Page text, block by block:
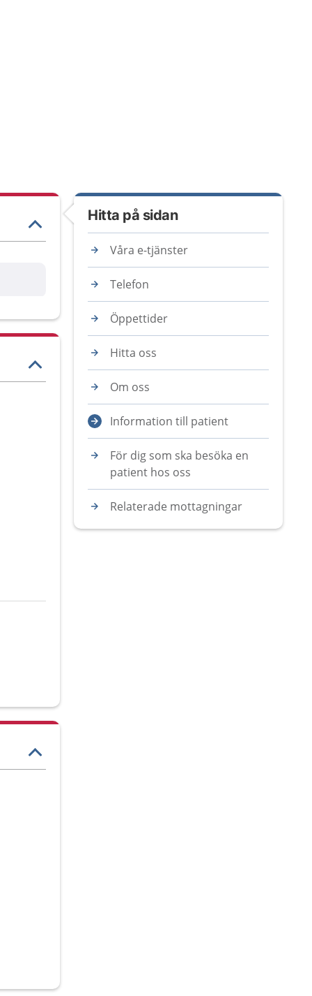
Hitta på sidan
Våra e-tjänster
Telefon
Öppettider
Hitta oss
Om oss
Information till patient
För dig som ska besöka en
patient hos oss
Relaterade mottagningar